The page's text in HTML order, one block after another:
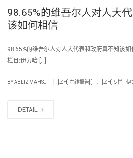
98.65%的维吾尔人对人大
该如何相信
98.65%的维吾尔人对人大代表和政府真不知
栏目:伊力哈 […]
BYABLIZ MAHSUT [:ZH] 在线报告[:] . [:ZH]专栏 --伊
DETAIL